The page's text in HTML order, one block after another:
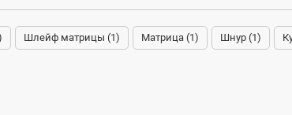
Шлейф матрицы (1) Матрица (1) Шнур (1)